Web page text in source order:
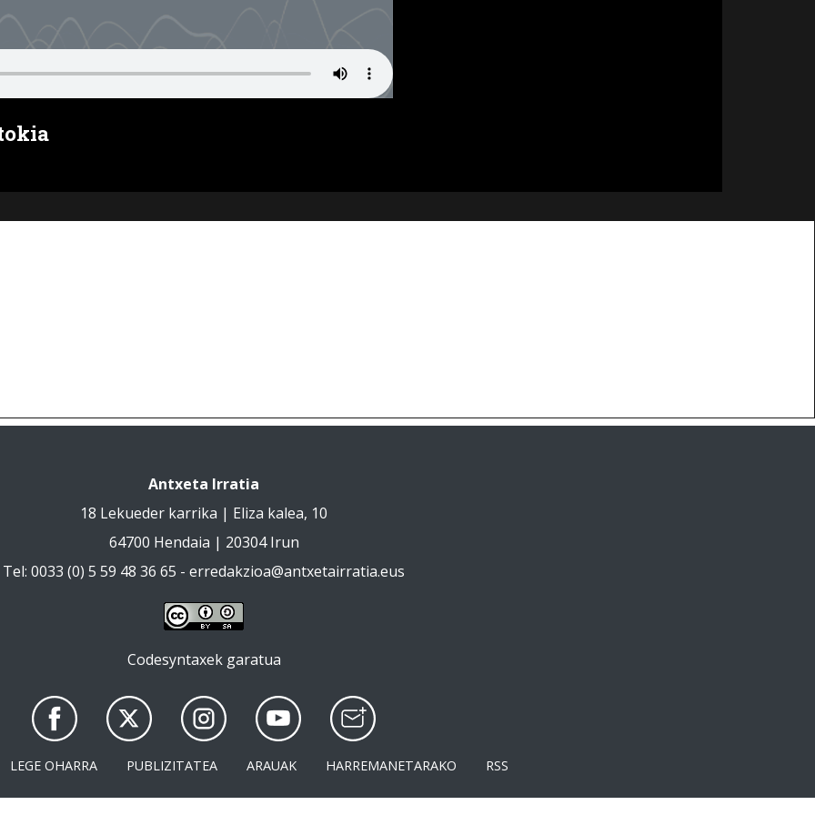
Antxeta Irratia
18 Lekueder karrika | Eliza kalea, 10
64700 Hendaia | 20304 Irun
Tel: 0033 (0) 5 59 48 36 65 - erredakzioa@antxetairratia.eus
Codesyntaxek garatua
LEGE OHARRA PUBLIZITATEA ARAUAK HARREMANETARAKO RSS